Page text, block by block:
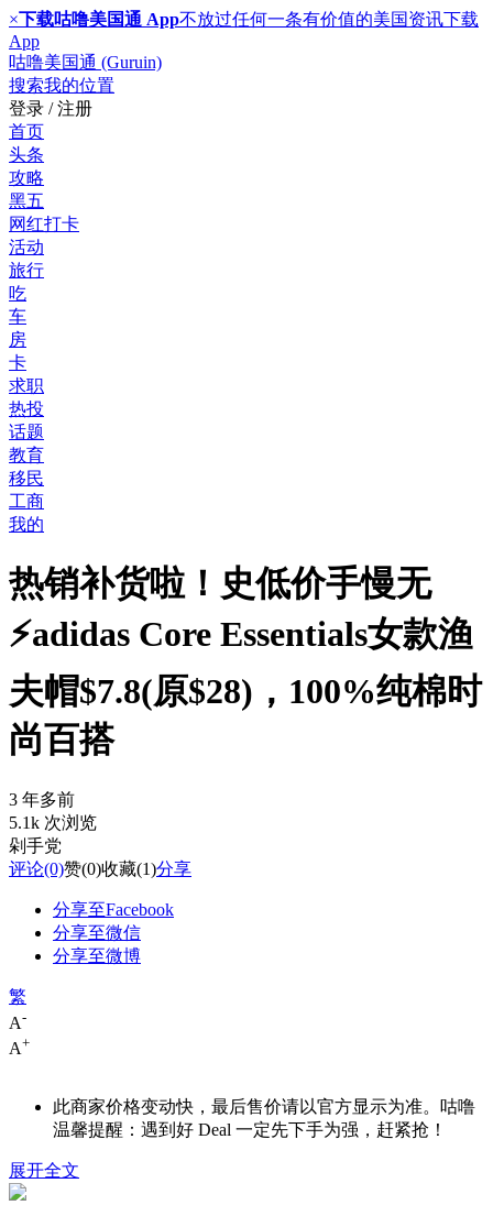
×下载咕噜美国通 App不放过任何一条有价值的美国资讯下载
App
咕噜美国通 (Guruin)
搜索我的位置
登录 / 注册
首页
头条
攻略
黑五
网红打卡
活动
旅行
吃
车
房
卡
求职
热投
话题
教育
移民
工商
我的
热销补货啦！史低价手慢无
⚡️adidas Core Essentials女款渔
夫帽$7.8(原$28)，100%纯棉时
尚百搭
3 年多前
5.1k 次浏览
剁手党
评论(0)赞(0)收藏(1)分享
分享至Facebook
分享至微信
分享至微博
繁
A-
A+
此商家价格变动快，最后售价请以官方显示为准。咕噜
温馨提醒：遇到好 Deal 一定先下手为强，赶紧抢！
展开全文